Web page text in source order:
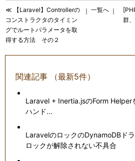
≪ 【Laravel】Controllerの
コンストラクタのタイミン
グでルートパラメータを取
得する方法 その２
｜一覧へ ｜
群
関連記事 （最新5件）
Laravel + Inertia.jsのForm Helper
ハンド...
LaravelのロックのDynamoDBド
ロックが解除されない不具合